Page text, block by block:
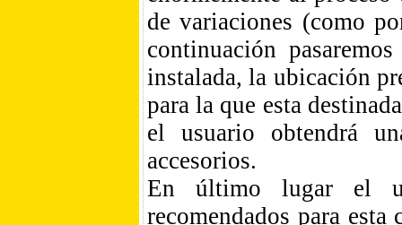
de variaciones (como
continuación
instalada, la ubicación
para la que esta
el usuario obtendrá
accesorios.
En último lugar el
recomendados para